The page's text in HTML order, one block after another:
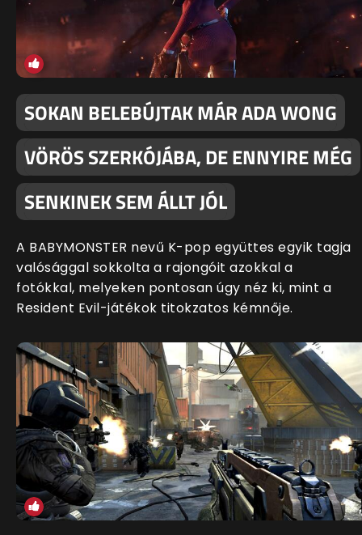
SOKAN BELEBÚJTAK MÁR ADA WONG
VÖRÖS SZERKÓJÁBA, DE ENNYIRE MÉG
SENKINEK SEM ÁLLT JÓL
A BABYMONSTER nevű K-pop együttes egyik tagja
valósággal sokkolta a rajongóit azokkal a
fotókkal, melyeken pontosan úgy néz ki, mint a
Resident Evil-játékok titokzatos kémnője.